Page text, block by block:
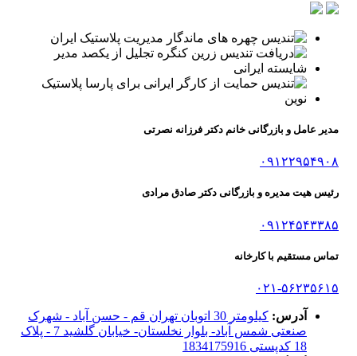
مدیر عامل و بازرگانی خانم دکتر فرزانه نصرتی
۰۹۱۲۲۹۵۴۹۰۸
رئیس هیت مدیره و بازرگانی دکتر صادق مرادی
۰۹۱۲۴۵۴۳۳۸۵
تماس مستقیم با کارخانه
۰۲۱-۵۶۲۳۵۶۱۵
آدرس:
کیلومتر 30 اتوبان تهران قم - حسن آباد - شهرک
صنعتی شمس آباد- بلوار نخلستان- خیابان گلشید 7 - پلاک
18 کدپستی 1834175916